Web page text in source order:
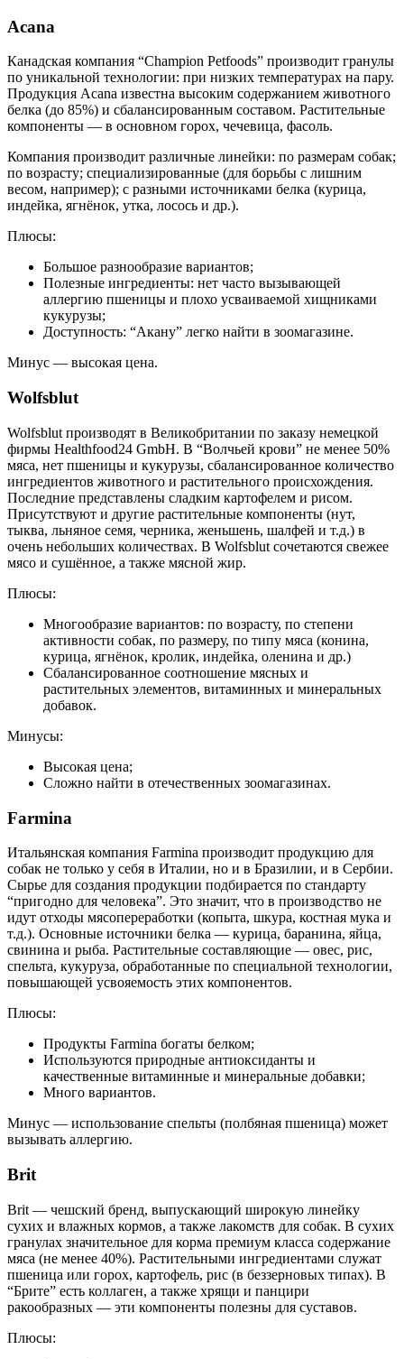
Acana
Канадская компания “Champion Petfoods” производит гранулы
по уникальной технологии: при низких температурах на пару.
Продукция Acana известна высоким содержанием животного
белка (до 85%) и сбалансированным составом. Растительные
компоненты — в основном горох, чечевица, фасоль.
Компания производит различные линейки: по размерам собак;
по возрасту; специализированные (для борьбы с лишним
весом, например); с разными источниками белка (курица,
индейка, ягнёнок, утка, лосось и др.).
Плюсы:
Большое разнообразие вариантов;
Полезные ингредиенты: нет часто вызывающей
аллергию пшеницы и плохо усваиваемой хищниками
кукурузы;
Доступность: “Акану” легко найти в зоомагазине.
Минус — высокая цена.
Wolfsblut
Wolfsblut производят в Великобритании по заказу немецкой
фирмы Healthfood24 GmbH. В “Волчьей крови” не менее 50%
мяса, нет пшеницы и кукурузы, сбалансированное количество
ингредиентов животного и растительного происхождения.
Последние представлены сладким картофелем и рисом.
Присутствуют и другие растительные компоненты (нут,
тыква, льняное семя, черника, женьшень, шалфей и т.д.) в
очень небольших количествах. В Wolfsblut сочетаются свежее
мясо и сушённое, а также мясной жир.
Плюсы:
Многообразие вариантов: по возрасту, по степени
активности собак, по размеру, по типу мяса (конина,
курица, ягнёнок, кролик, индейка, оленина и др.)
Сбалансированное соотношение мясных и
растительных элементов, витаминных и минеральных
добавок.
Минусы:
Высокая цена;
Сложно найти в отечественных зоомагазинах.
Farmina
Итальянская компания Farmina производит продукцию для
собак не только у себя в Италии, но и в Бразилии, и в Сербии.
Сырье для создания продукции подбирается по стандарту
“пригодно для человека”. Это значит, что в производство не
идут отходы мясопереработки (копыта, шкура, костная мука и
т.д.). Основные источники белка — курица, баранина, яйца,
свинина и рыба. Растительные составляющие — овес, рис,
спельта, кукуруза, обработанные по специальной технологии,
повышающей усвояемость этих компонентов.
Плюсы:
Продукты Farmina богаты белком;
Используются природные антиоксиданты и
качественные витаминные и минеральные добавки;
Много вариантов.
Минус — использование спельты (полбяная пшеница) может
вызывать аллергию.
Brit
Brit — чешский бренд, выпускающий широкую линейку
сухих и влажных кормов, а также лакомств для собак. В сухих
гранулах значительное для корма премиум класса содержание
мяса (не менее 40%). Растительными ингредиентами служат
пшеница или горох, картофель, рис (в беззерновых типах). В
“Брите” есть коллаген, а также хрящи и панцири
ракообразных — эти компоненты полезны для суставов.
Плюсы: